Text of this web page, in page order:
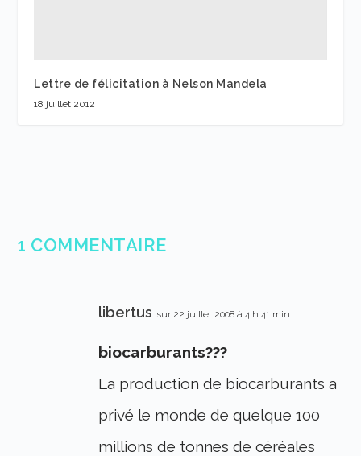
Lettre de félicitation à Nelson Mandela
18 juillet 2012
1 COMMENTAIRE
libertus sur 22 juillet 2008 à 4 h 41 min
biocarburants???
La production de biocarburants a
privé le monde de quelque 100
millions de tonnes de céréales